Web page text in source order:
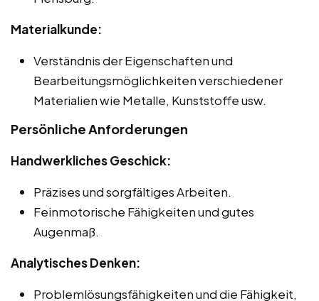
Materialkunde:
Verständnis der Eigenschaften und
Bearbeitungsmöglichkeiten verschiedener
Materialien wie Metalle, Kunststoffe usw.
Persönliche Anforderungen
Handwerkliches Geschick:
Präzises und sorgfältiges Arbeiten.
Feinmotorische Fähigkeiten und gutes
Augenmaß.
Analytisches Denken:
Problemlösungsfähigkeiten und die Fähigkeit,